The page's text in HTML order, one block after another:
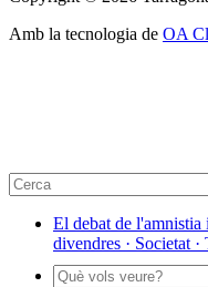
Amb la tecnologia de OA
El debat de l'amnistia
divendres · Societat